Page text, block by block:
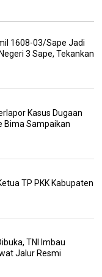
1608-03/Sape Jadi
3 Sape, Tekankan
Kasus Dugaan
Bima Sampaikan
TP PKK Kabupaten
TNI Imbau
Jalur Resmi